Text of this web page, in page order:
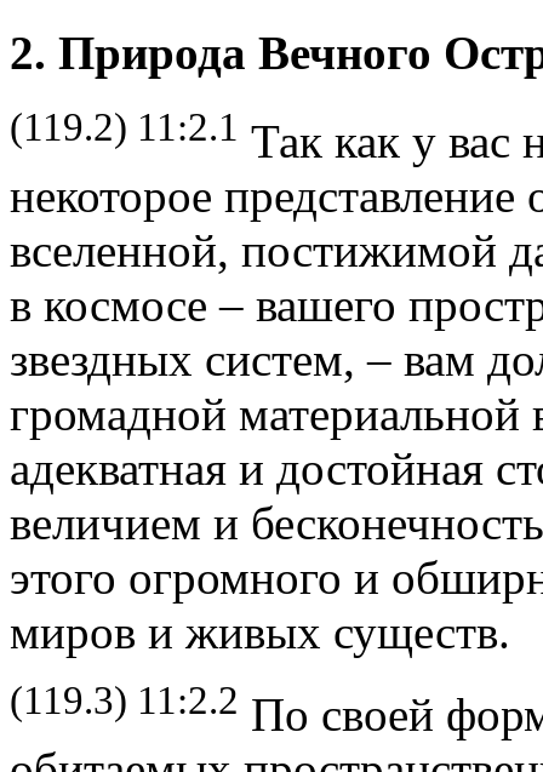
2. Природа Вечного
(119.2) 11:2.1 Так как у вас
некоторое
вселенной, постижимой
в космосе – вашего
звездных систем, – вам
громадной материальной
адекватная и достойная
величием и
этого огромного и
миров и живых существ.
(119.3) 11:2.2 По своей